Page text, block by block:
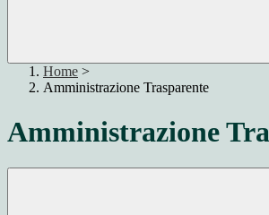
Home >
Amministrazione Trasparente
Amministrazione